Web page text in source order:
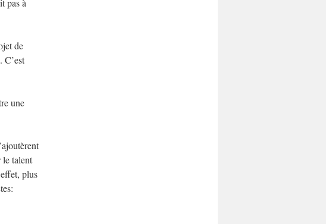
pas à
de
C’est
une
talent
plus